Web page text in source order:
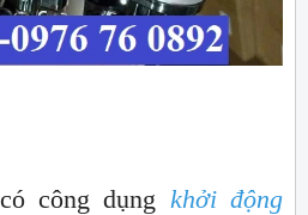
công dụng khởi động